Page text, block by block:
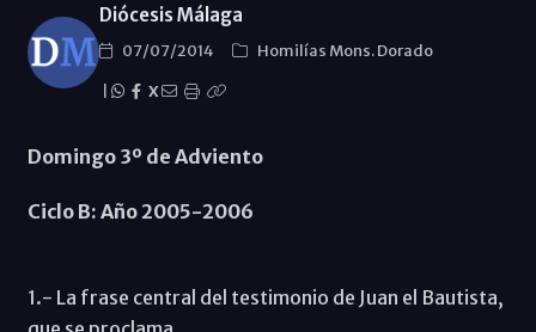
Diócesis Málaga
07/07/2014
Homilías Mons. Dorado
X
Domingo 3º de Adviento
Ciclo B: Año 2005-2006
1.- La frase central del testimonio de Juan el Bautista,